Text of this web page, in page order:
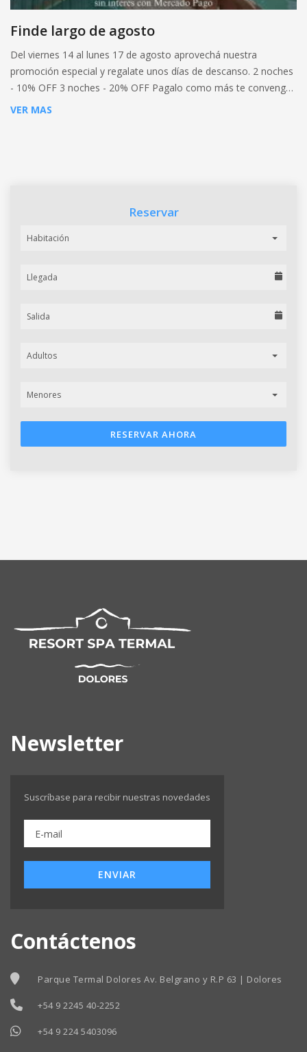
Finde largo de agosto
Del viernes 14 al lunes 17 de agosto aprovechá nuestra
promoción especial y regalate unos días de descanso. 2 noches
- 10% OFF 3 noches - 20% OFF Pagalo como más te convenga:
💳 Hasta 12 cuotas sin interes con Mercado Pago. ✨ 10% OFF
VER MAS
Reservar
Habitación
Adultos
Menores
RESERVAR AHORA
Newsletter
Suscríbase para recibir nuestras novedades
ENVIAR
Contáctenos
Parque Termal Dolores Av. Belgrano y R.P 63 | Dolores
+54 9 2245 40-2252
+54 9 224 5403096